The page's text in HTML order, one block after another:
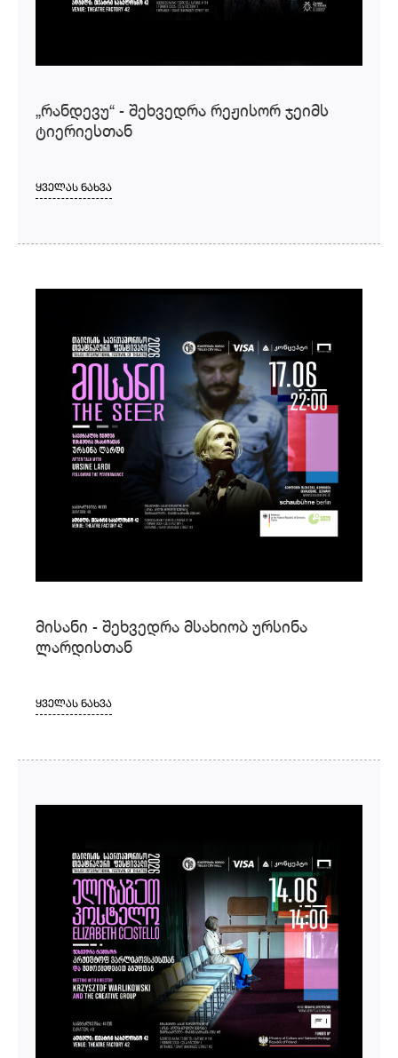
„რანდევუ“ - შეხვედრა რეჟისორ ჯეიმს
ტიერიესთან
ᲧᲕᲔᲚᲐᲡ ᲜᲐᲮᲕᲐ
მისანი - შეხვედრა მსახიობ ურსინა
ლარდისთან
ᲧᲕᲔᲚᲐᲡ ᲜᲐᲮᲕᲐ